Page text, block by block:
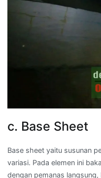
c. Base Sheet
Base sheet yaitu susunan
variasi. Pada elemen ini
dengan pemanas